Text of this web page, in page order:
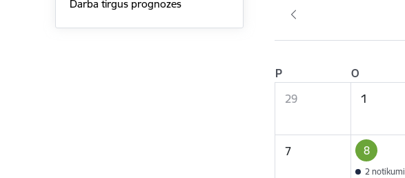
Darba tirgus prognozes
P O
29
1
7 8
2 notikumi